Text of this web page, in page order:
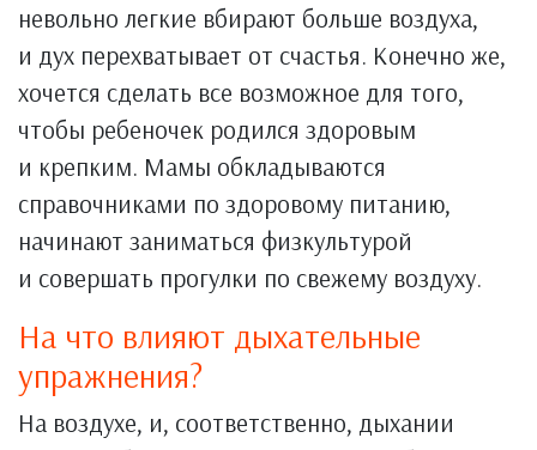
невольно легкие вбирают больше воздуха,
и дух перехватывает от счастья. Конечно же,
хочется сделать все возможное для того,
чтобы ребеночек родился здоровым
и крепким. Мамы обкладываются
справочниками по здоровому питанию,
начинают заниматься физкультурой
и совершать прогулки по свежему воздуху.
На что влияют дыхательные
упражнения?
На воздухе, и, соответственно, дыхании